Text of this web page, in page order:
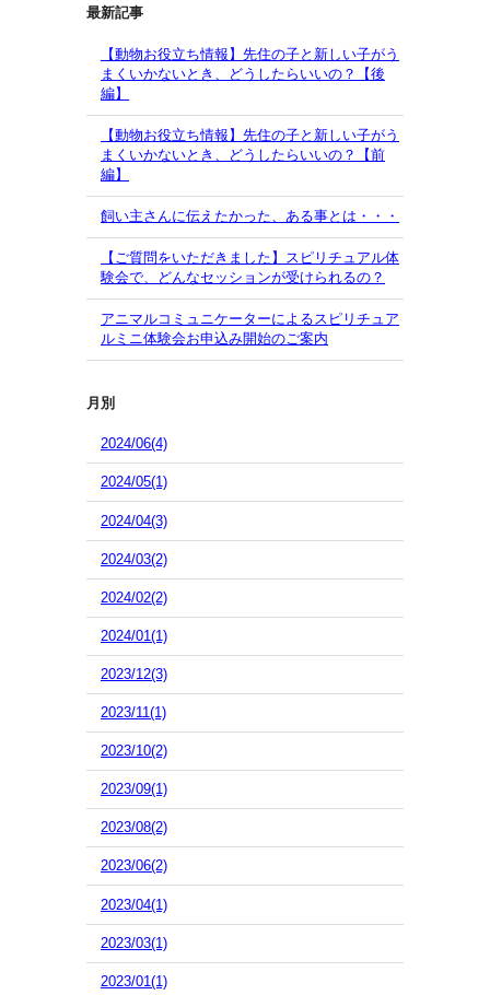
最新記事
【動物お役立ち情報】先住の子と新しい子がう
まくいかないとき、どうしたらいいの？【後
編】
【動物お役立ち情報】先住の子と新しい子がう
まくいかないとき、どうしたらいいの？【前
編】
飼い主さんに伝えたかった、ある事とは・・・
【ご質問をいただきました】スピリチュアル体
験会で、どんなセッションが受けられるの？
アニマルコミュニケーターによるスピリチュア
ルミニ体験会お申込み開始のご案内
月別
2024/06(4)
2024/05(1)
2024/04(3)
2024/03(2)
2024/02(2)
2024/01(1)
2023/12(3)
2023/11(1)
2023/10(2)
2023/09(1)
2023/08(2)
2023/06(2)
2023/04(1)
2023/03(1)
2023/01(1)